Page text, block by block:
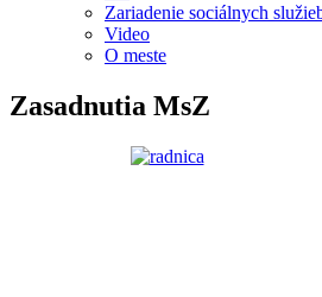
Zariadenie sociálnych
Video
O meste
Zasadnutia MsZ